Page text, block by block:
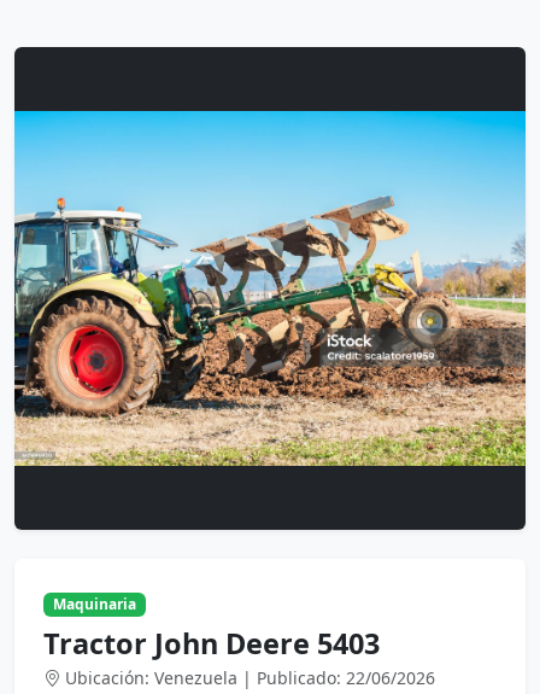
Maquinaria
Tractor John Deere 5403
Ubicación: Venezuela | Publicado: 22/06/2026